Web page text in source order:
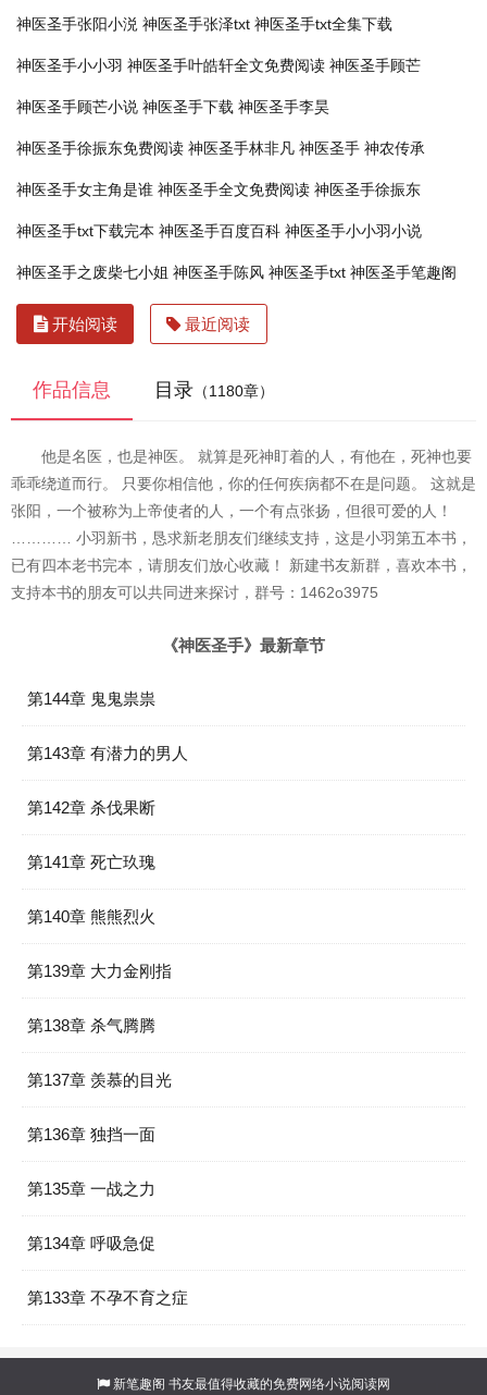
神医圣手张阳小涚 神医圣手张泽txt 神医圣手txt全集下载
神医圣手小小羽 神医圣手叶皓轩全文免费阅读 神医圣手顾芒
神医圣手顾芒小说 神医圣手下载 神医圣手李昊
神医圣手徐振东免费阅读 神医圣手林非凡 神医圣手 神农传承
神医圣手女主角是谁 神医圣手全文免费阅读 神医圣手徐振东
神医圣手txt下载完本 神医圣手百度百科 神医圣手小小羽小说
神医圣手之废柴七小姐 神医圣手陈风 神医圣手txt 神医圣手笔趣阁
开始阅读 最近阅读
作品信息 目录 （1180章）
他是名医，也是神医。 就算是死神盯着的人，有他在，死神也要
乖乖绕道而行。 只要你相信他，你的任何疾病都不在是问题。 这就是
张阳，一个被称为上帝使者的人，一个有点张扬，但很可爱的人！
………… 小羽新书，恳求新老朋友们继续支持，这是小羽第五本书，
已有四本老书完本，请朋友们放心收藏！ 新建书友新群，喜欢本书，
支持本书的朋友可以共同进来探讨，群号：1462o3975
《神医圣手》最新章节
第144章 鬼鬼祟祟
第143章 有潜力的男人
第142章 杀伐果断
第141章 死亡玖瑰
第140章 熊熊烈火
第139章 大力金刚指
第138章 杀气腾腾
第137章 羡慕的目光
第136章 独挡一面
第135章 一战之力
第134章 呼吸急促
第133章 不孕不育之症
新笔趣阁 书友最值得收藏的免费网络小说阅读网